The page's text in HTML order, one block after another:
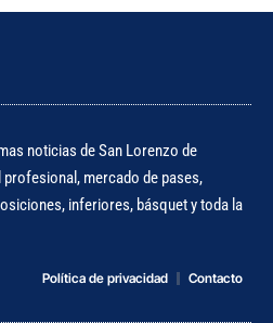
noticias de San Lorenzo de
mercado de pases,
inferiores, básquet y toda la
Política de privacidad Contacto